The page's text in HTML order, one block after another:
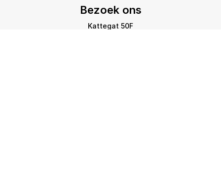
Bezoek ons
Kattegat 50F